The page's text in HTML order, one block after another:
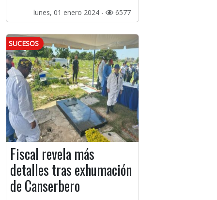
lunes, 01 enero 2024 - 6577
SUCESOS
Fiscal revela más
detalles tras exhumación
de Canserbero